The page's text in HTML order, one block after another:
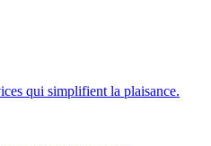
qui simplifient la plaisance.